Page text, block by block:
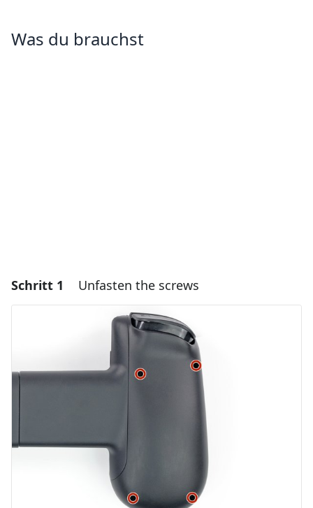
Was du brauchst
Schritt 1 Unfasten the screws